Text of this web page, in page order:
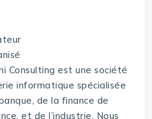
Consulting est une société
informatique spécialisée
de la finance de
et de l’industrie. Nous